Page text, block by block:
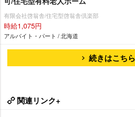
有限会社啓翁舎/住宅型啓翁舎倶楽部
時給1,075円
アルバイト・パート / 北海道
続きはこちら
関連リンク+